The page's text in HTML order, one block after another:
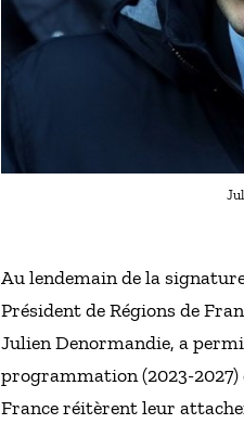
Au lendemain de la
Président de Régions de
Julien Denormandie, a
programmation (2023-2027)
France réitèrent leur